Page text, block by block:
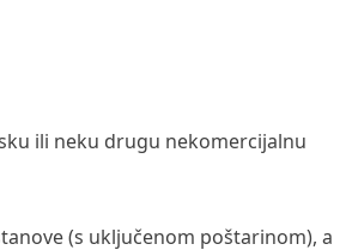
ili neku drugu nekomercijalnu
(s uključenom poštarinom), a